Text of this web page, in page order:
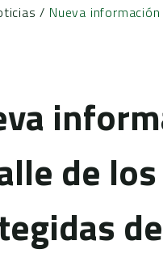
/ Nueva
de